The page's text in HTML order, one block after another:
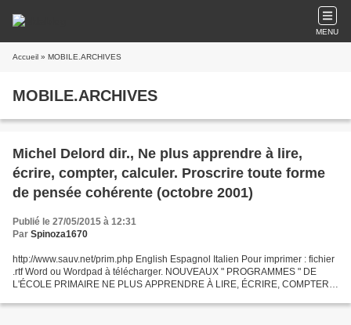
MENU
Accueil » MOBILE.ARCHIVES
MOBILE.ARCHIVES
Michel Delord dir., Ne plus apprendre à lire,
écrire, compter, calculer. Proscrire toute forme
de pensée cohérente (octobre 2001)
Publié le 27/05/2015 à 12:31
Par Spinoza1670
http://www.sauv.net/prim.php English Espagnol Italien Pour imprimer : fichier
.rtf Word ou Wordpad à télécharger. NOUVEAUX " PROGRAMMES " DE
L'ÉCOLE PRIMAIRE NE PLUS APPRENDRE À LIRE, ÉCRIRE, COMPTER